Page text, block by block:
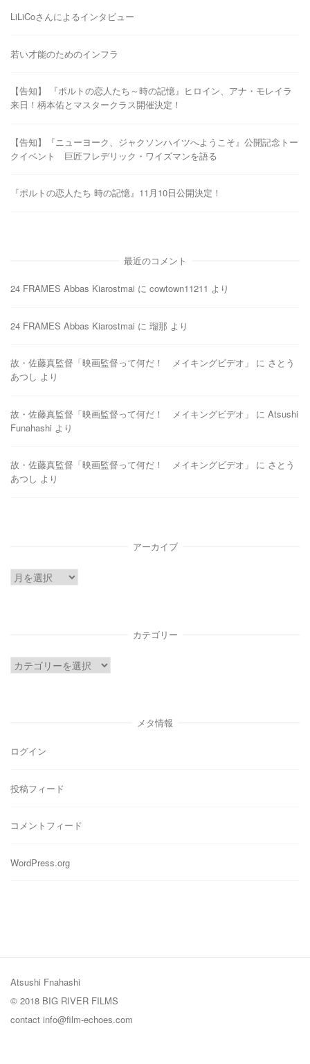
LiLiCoさんによるインタビュー
若い才能のためのインフラ
【告知】 『ポルトの恋人たち～時の記憶』ヒロイン、アナ・モレイラ
来日！柄本佑とマスタークラス開催決定！
【告知】『ニューヨーク、ジャクソンハイツへようこそ』公開記念トー
クイベント 巨匠フレデリック・ワイズマンを語る
『ポルトの恋人たち 時の記憶』11月10日公開決定！
最近のコメント
24 FRAMES Abbas Kiarostmai に cowtown11211 より
24 FRAMES Abbas Kiarostmai に 瑠那 より
故・佐藤真監督「映画監督って何だ！ メイキングビデオ」 に さとう
あつし より
故・佐藤真監督「映画監督って何だ！ メイキングビデオ」 に Atsushi
Funahashi より
故・佐藤真監督「映画監督って何だ！ メイキングビデオ」 に さとう
あつし より
アーカイブ
ア
カテゴリー
カ
メタ情報
ログイン
投稿フィード
コメントフィード
WordPress.org
Atsushi Fnahashi
© 2018 BIG RIVER FILMS
contact info@film-echoes.com